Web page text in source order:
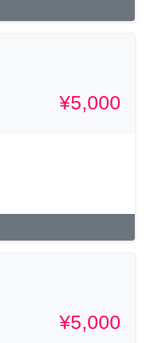
¥5,000
¥5,000